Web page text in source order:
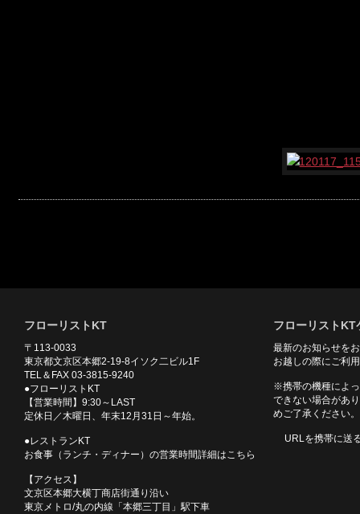
フローリストKT
〒113-0033
東京都文京区本郷2-19-8イソク二ビル1F
TEL＆FAX 03-3815-9240
●フローリストKT
【営業時間】9:30～LAST
定休日／木曜日、年末12月31日～年始。
●レストランKT
お食事（ランチ・ディナー）の営業時間詳細はこちら
【アクセス】
文京区本郷大横丁商店街通り沿い
東京メトロ/丸の内線「本郷三丁目」駅下車
フローリストKT
最新のお知らせを
お越しの際にご利
※携帯の機種によ
できない場合があ
めご了承ください。
URLを携帯に送